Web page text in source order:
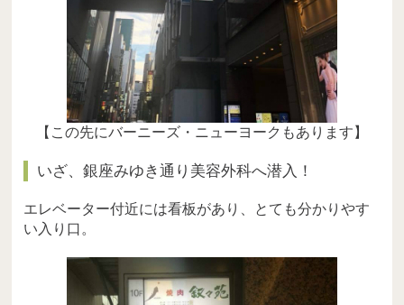
【この先にバーニーズ・ニューヨークもあります】
いざ、銀座みゆき通り美容外科へ潜入！
エレベーター付近には看板があり、とても分かりやす
い入り口。